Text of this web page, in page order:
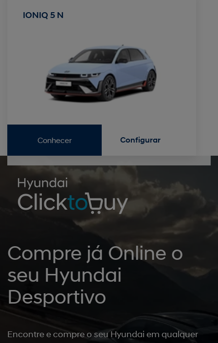
IONIQ 5 N
Conhecer Configurar
Compre já Online o
seu Hyundai
Desportivo
Encontre e compre o seu Hyundai em qualquer